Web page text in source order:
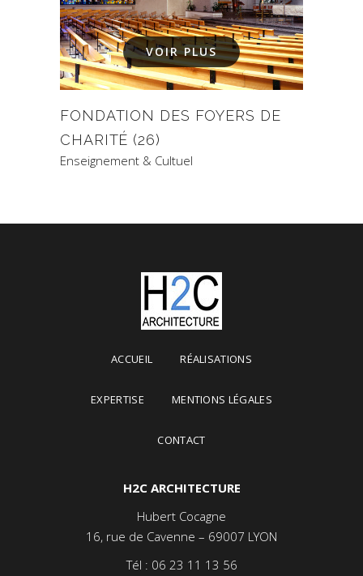
VOIR PLUS
FONDATION DES FOYERS DE
CHARITÉ (26)
Enseignement & Cultuel
ACCUEIL RÉALISATIONS
EXPERTISE MENTIONS LÉGALES
CONTACT
H2C ARCHITECTURE
Hubert Cocagne
16, rue de Cavenne – 69007 LYON
Tél : 06 23 11 13 56